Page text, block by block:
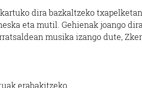
dira bazkaltzeko
eta mutil. Gehienak joango
musika izango dute,
erabakitzeko.